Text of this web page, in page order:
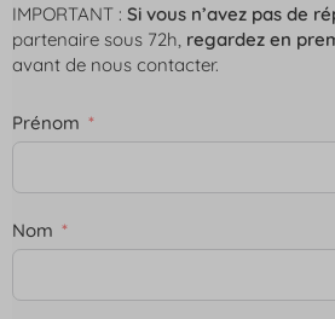
IMPORTANT : Si vous n’avez pas de
partenaire sous 72h regardez en
avant de nous contacter.
Prénom
Nom